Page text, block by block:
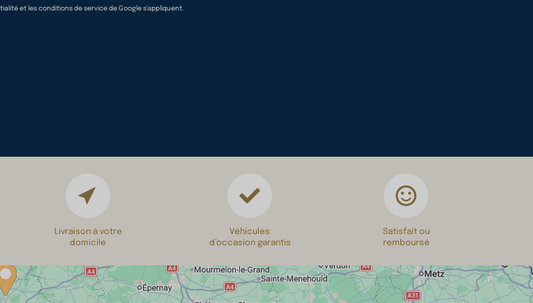
et les conditions de service de Google s'appliquent.
Livraison à votre
domicile
Véhicules
d’occasion garantis
Satisfait ou
remboursé